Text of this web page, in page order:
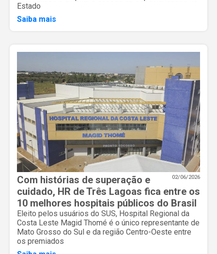
Estado
Saiba mais
02/06/2026
Com histórias de superação e
cuidado, HR de Três Lagoas fica entre os
10 melhores hospitais públicos do Brasil
Eleito pelos usuários do SUS, Hospital Regional da
Costa Leste Magid Thomé é o único representante de
Mato Grosso do Sul e da região Centro-Oeste entre
os premiados